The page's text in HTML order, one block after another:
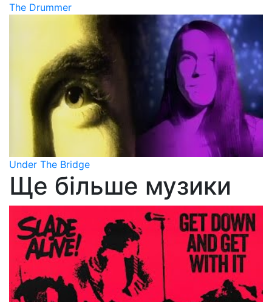
The Drummer
Under The Bridge
Ще більше музики